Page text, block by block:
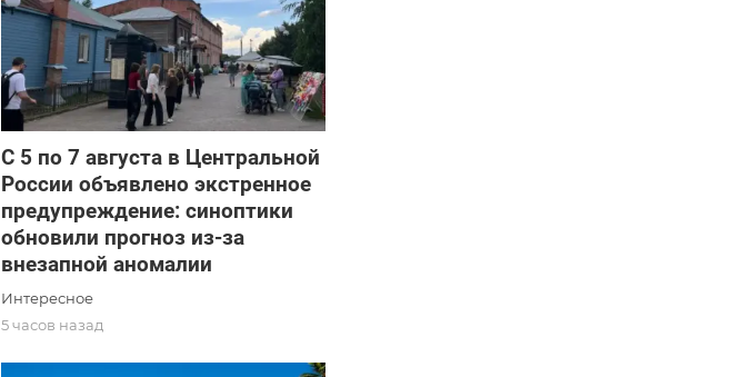
С 5 по 7 августа в Центральной
России объявлено экстренное
предупреждение: синоптики
обновили прогноз из-за
внезапной аномалии
Интересное
5 часов назад